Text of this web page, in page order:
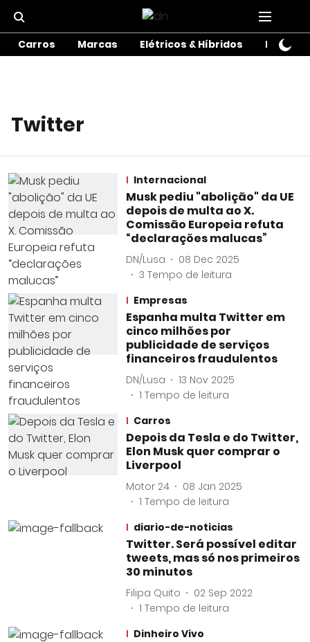
Carros Marcas Elétricos & Híbridos Motos
Twitter
Internacional
Musk pediu "abolição" da UE
depois de multa ao X.
Comissão Europeia refuta
“declarações malucas”
DN/Lusa
08 Dec 2025
3 Tempo de leitura
Empresas
Espanha multa Twitter em
cinco milhões por
publicidade de serviços
financeiros fraudulentos
DN/Lusa
13 Nov 2025
1 Tempo de leitura
Carros
Depois da Tesla e do Twitter,
Elon Musk quer comprar o
Liverpool
Motor 24
08 Jan 2025
1 Tempo de leitura
diario-de-noticias
Twitter. Será possível editar
tweets, mas só nos primeiros
30 minutos
Filipa Quito
02 Sep 2022
1 Tempo de leitura
Dinheiro Vivo